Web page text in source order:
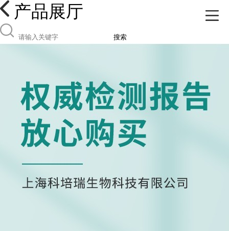
产品展厅
搜索